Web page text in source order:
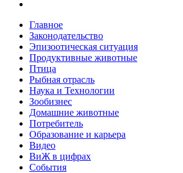
Главное
Законодательство
Эпизоотическая ситуация
Продуктивные животные
Птица
Рыбная отрасль
Наука и Технологии
Зообизнес
Домашние животные
Потребитель
Образование и карьера
Видео
ВиЖ в цифрах
События